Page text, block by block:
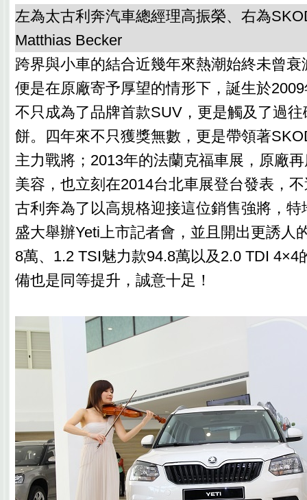
左為太古利奔汽車總經理高振榮、右為
Matthias Becker
跨界與小車的結合近幾年來熱潮始終未曾衰
便是在原廠寄予厚望的情形下，誕生於
不只成為了品牌首款SUV，更是觸及了過
餅。四年來不只獲獎無數，更是帶領著
主力戰將；2013年的法蘭克福車展，原廠
美容，也立刻在2014台北車展登台發表，
古利奔為了以高規格迎接這位銷售強將，特
盛大舉辦Yeti上市記者會，並且開出更誘人
8萬、1.2 TSI魅力款94.8萬以及2.0 TDI 4×4
備也是同等提升，誠意十足！